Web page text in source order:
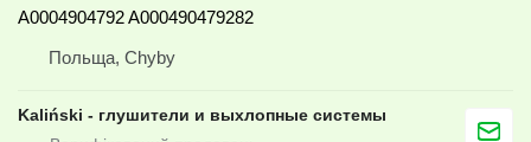
A0004904792 A000490479282
Польща, Chyby
Kaliński - глушители и выхлопные системы